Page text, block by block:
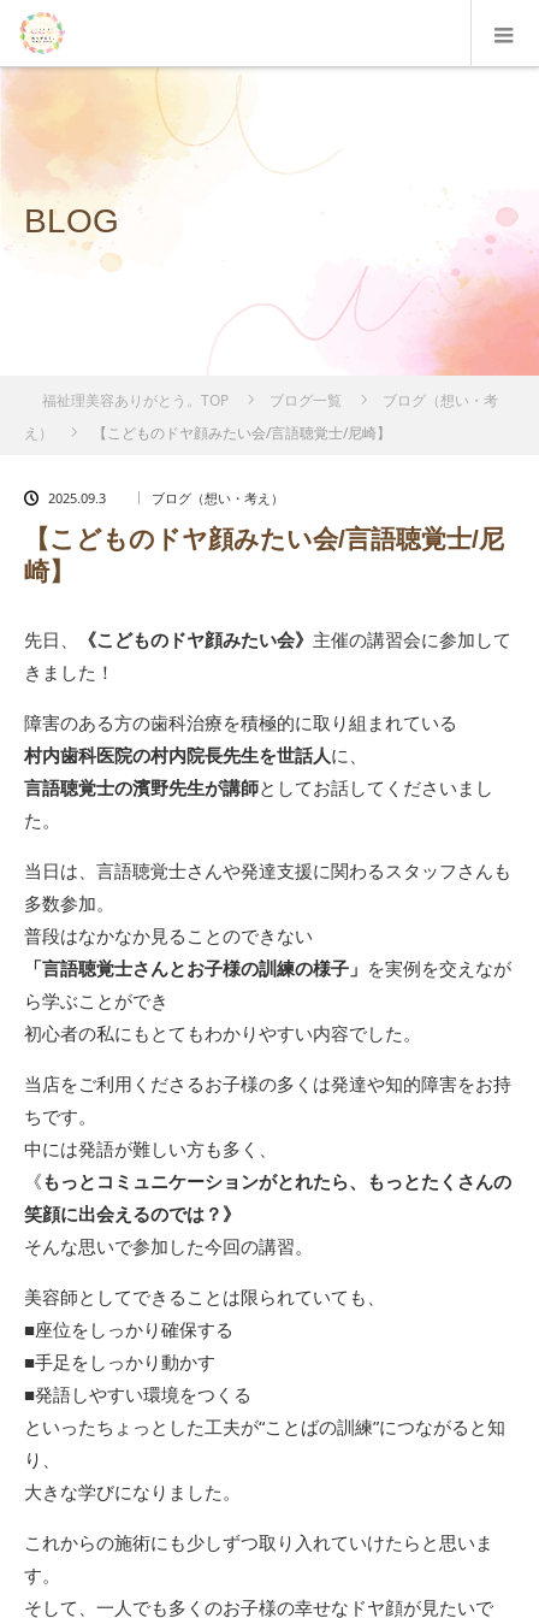
BLOG
福祉理美容ありがとう。TOP ブログ一覧
ブログ（想い・考
え）
【こどものドヤ顔みたい会/言語聴覚士/尼崎】
2025.09.3 ブログ（想い・考え）
【こどものドヤ顔みたい会/言語聴覚士/尼
崎】
先日、 《こどものドヤ顔みたい会》 主催の講習会に参加して
きました！
障害のある方の歯科治療を積極的に取り組まれている
村内歯科医院の村内院長先生を世話人に、
言語聴覚士の濱野先生が講師としてお話してくださいまし
た。
当日は、言語聴覚士さんや発達支援に関わるスタッフさんも
多数参加。
普段はなかなか見ることのできない
「言語聴覚士さんとお子様の訓練の様子」 を実例を交えなが
ら学ぶことができ
初心者の私にもとてもわかりやすい内容でした。
当店をご利用くださるお子様の多くは発達や知的障害をお持
ちです。
中には発語が難しい方も多く、
《もっとコミュニケーションがとれたら、もっとたくさんの
笑顔に出会えるのでは？》
そんな思いで参加した今回の講習。
美容師としてできることは限られていても、
■座位をしっかり確保する
■手足をしっかり動かす
■発語しやすい環境をつくる
といったちょっとした工夫が“ことばの訓練”につながると知
り、
大きな学びになりました。
これからの施術にも少しずつ取り入れていけたらと思いま
す。
そして、一人でも多くのお子様の幸せなドヤ顔が見たいで